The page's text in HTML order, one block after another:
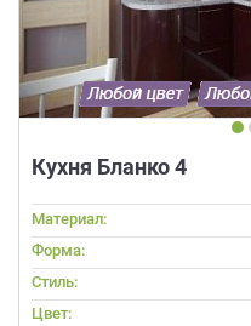
Кухня Бланко 4
Материал:
Форма:
Стиль:
Цвет: